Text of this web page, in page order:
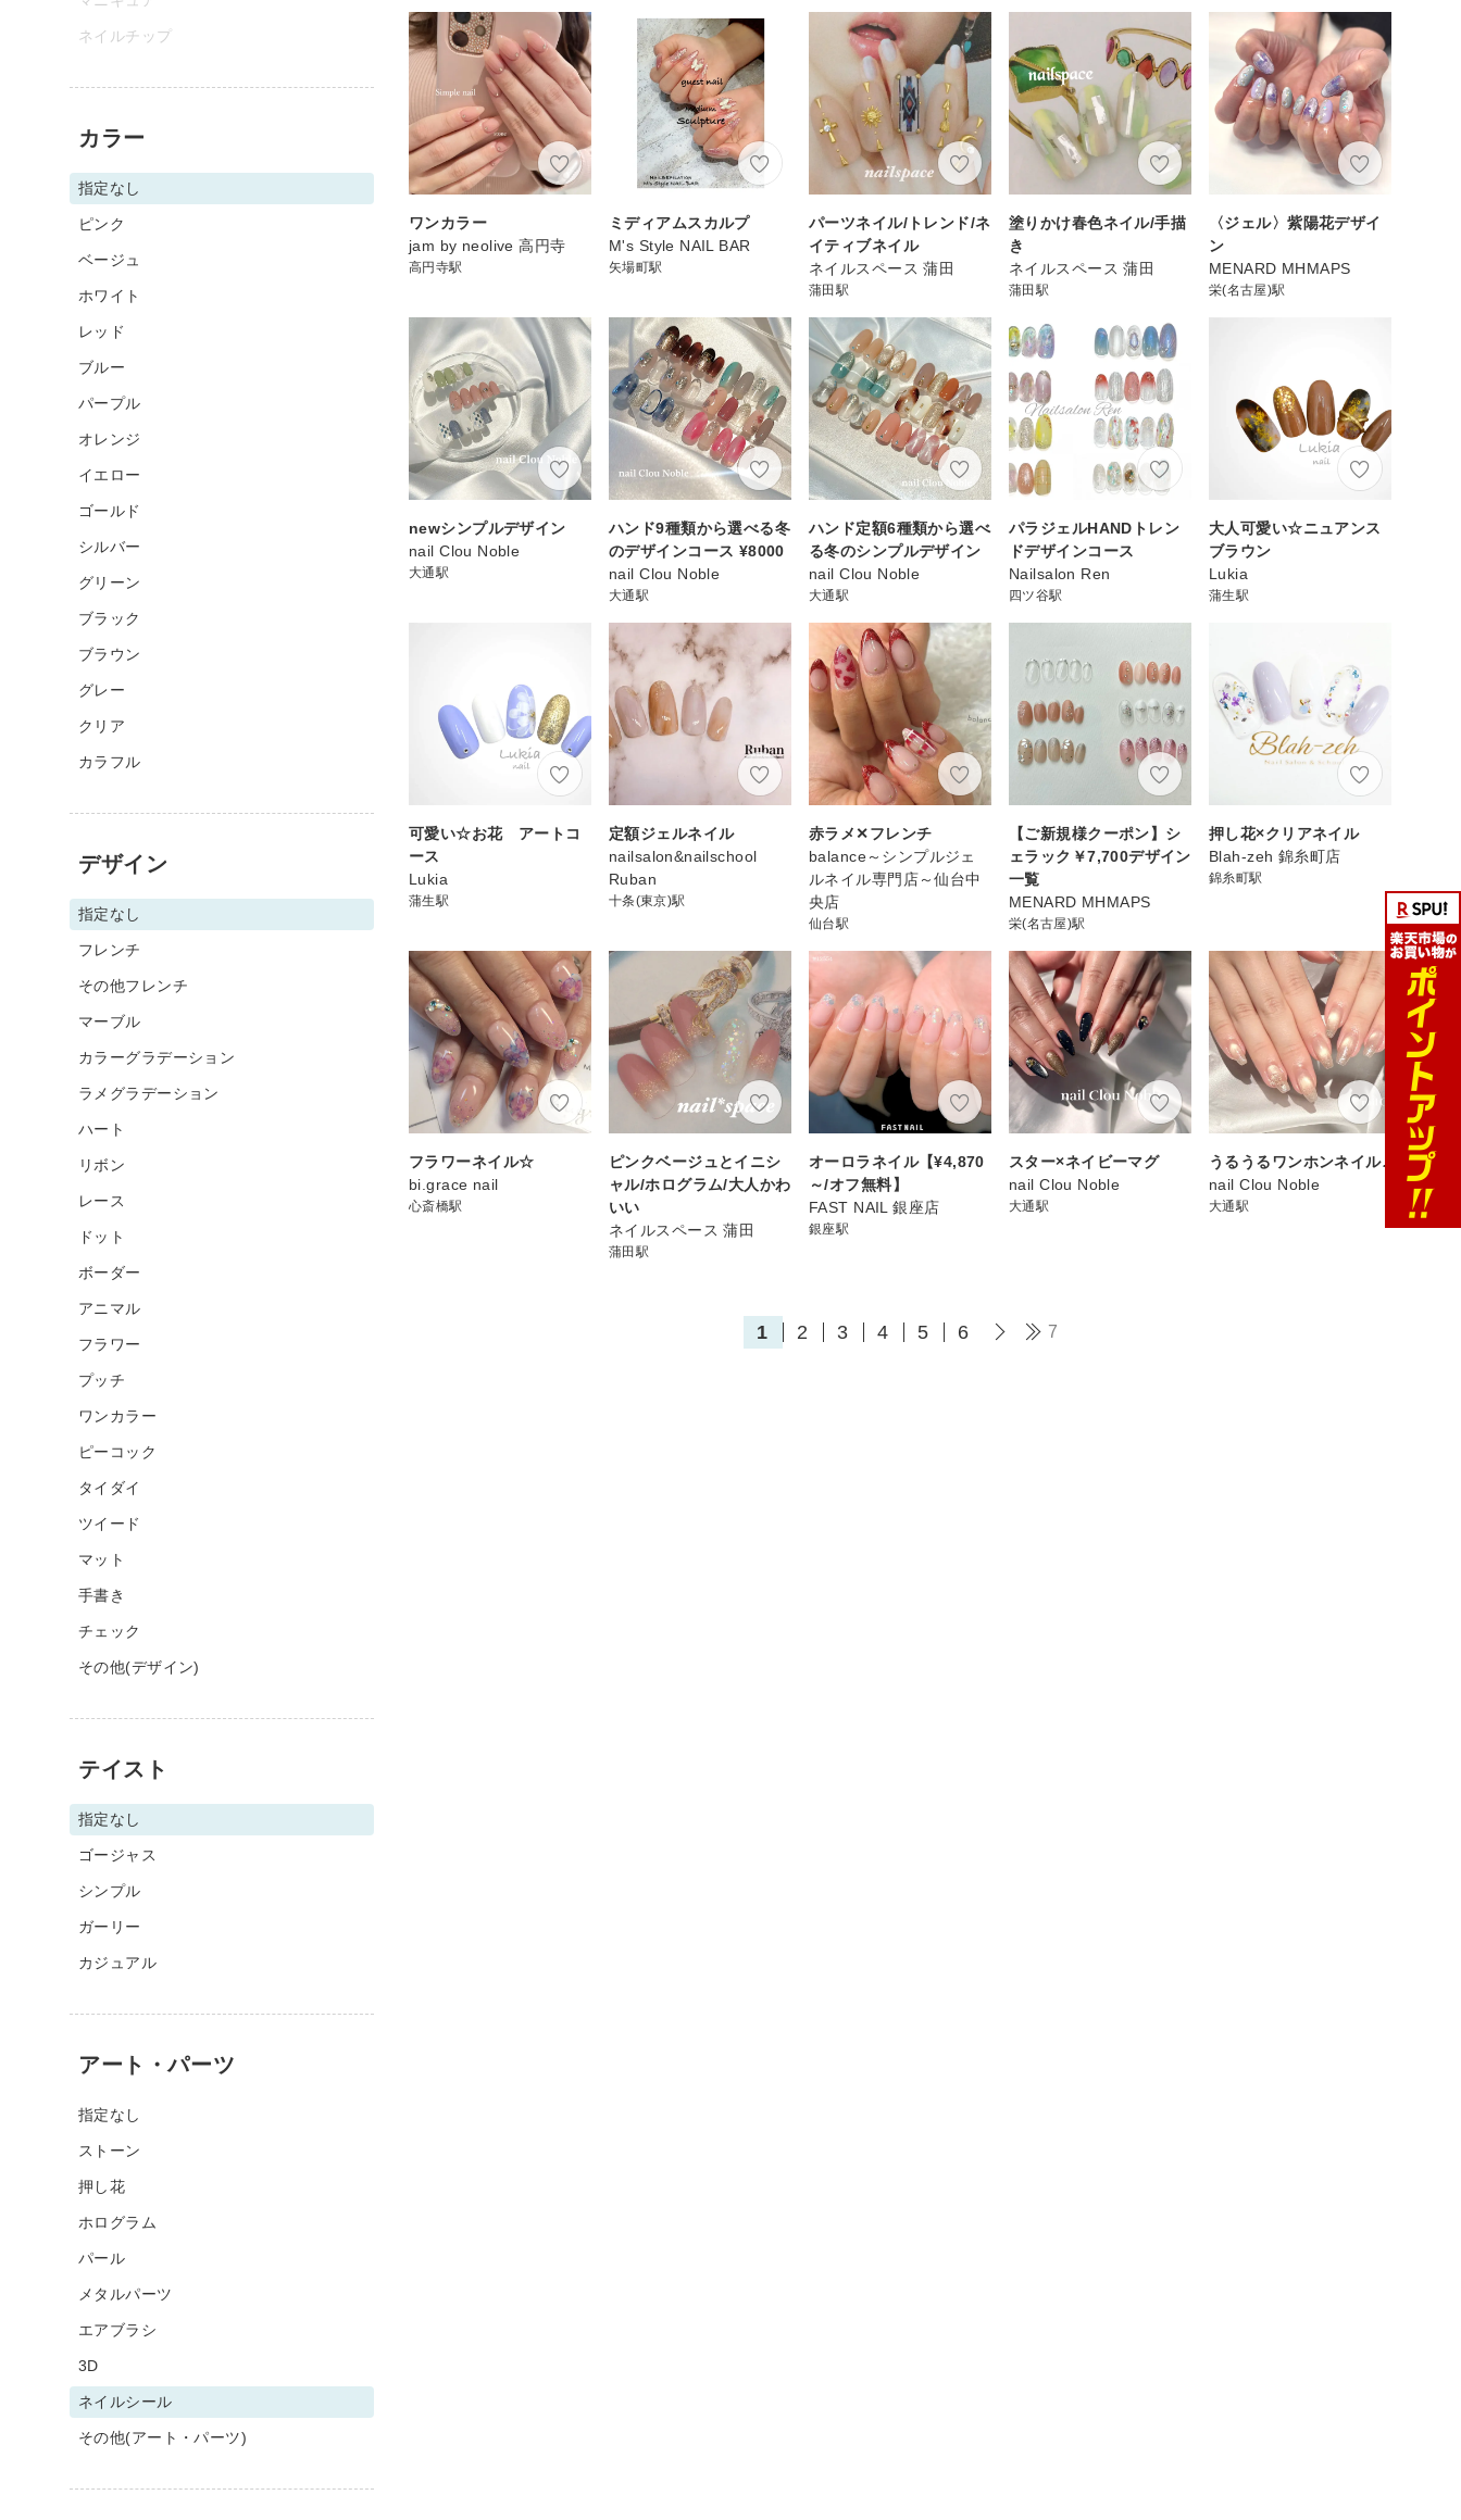
ワンカラー
jam by neolive 高円寺
高円寺駅
ミディアムスカルプ
M's Style NAIL BAR
矢場町駅
パーツネイル/トレンド/ネ
イティブネイル
ネイルスペース 蒲田
蒲田駅
塗りかけ春色ネイル/手描
き
ネイルスペース 蒲田
蒲田駅
〈ジェル〉紫陽花デザイ
ン
MENARD MHMAPS
栄(名古屋)駅
newシンプルデザイン
nail Clou Noble
大通駅
ハンド9種類から選べる冬
のデザインコース ¥8000
nail Clou Noble
大通駅
ハンド定額6種類から選べ
る冬のシンプルデザイン
nail Clou Noble
大通駅
パラジェルHANDトレン
ドデザインコース
Nailsalon Ren
四ツ谷駅
大人可愛い☆ニュアンス
ブラウン
Lukia
蒲生駅
可愛い☆お花 アートコ
ース
Lukia
蒲生駅
定額ジェルネイル
nailsalon&nailschool
Ruban
十条(東京)駅
赤ラメ✕フレンチ
balance～シンプルジェ
ルネイル専門店～仙台中
央店
仙台駅
【ご新規様クーポン】シ
ェラック￥7,700デザイン
一覧
MENARD MHMAPS
栄(名古屋)駅
押し花×クリアネイル
Blah-zeh 錦糸町店
錦糸町駅
フラワーネイル☆
bi.grace nail
心斎橋駅
ピンクベージュとイニシ
ャル/ホログラム/大人かわ
いい
ネイルスペース 蒲田
蒲田駅
オーロラネイル【¥4,870
～/オフ無料】
FAST NAIL 銀座店
銀座駅
スター×ネイビーマグ
nail Clou Noble
大通駅
うるうるワンホンネイル♪
nail Clou Noble
大通駅
1 2 3 4 5 6 7
ネイルチップ
カラー
指定なし
ピンク
ベージュ
ホワイト
レッド
ブルー
パープル
オレンジ
イエロー
ゴールド
シルバー
グリーン
ブラック
ブラウン
グレー
クリア
カラフル
デザイン
指定なし
フレンチ
その他フレンチ
マーブル
カラーグラデーション
ラメグラデーション
ハート
リボン
レース
ドット
ボーダー
アニマル
フラワー
プッチ
ワンカラー
ピーコック
タイダイ
ツイード
マット
手書き
チェック
その他(デザイン)
テイスト
指定なし
ゴージャス
シンプル
ガーリー
カジュアル
アート・パーツ
指定なし
ストーン
押し花
ホログラム
パール
メタルパーツ
エアブラシ
3D
ネイルシール
その他(アート・パーツ)